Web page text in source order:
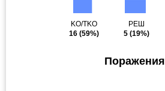
KO/TKO
16 (59%)
РЕШ
5 (19%)
Поражения